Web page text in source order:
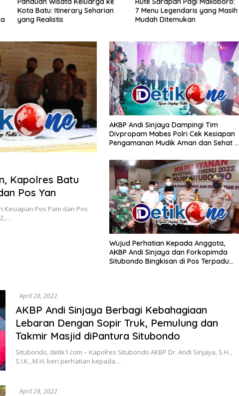
7 Menu Legendaris yang Masih
Mudah Ditemukan
Keluarga: Menu, Jam Ramai,
dan Estimasi Budget
Kapolres Batu
Pos Yan
Kesiapan Pos Pam dan Pos
AKBP Andi Sinjaya Dampingi Tim
Divpropam Mabes Polri Cek Kesiapan
Pengamanan Mudik Aman dan Sehat di
Wujud Perhatian Kepada Anggota,
AKBP Andi Sinjaya dan Forkopimda
Situbondo Bingkisan di Pos Terpadu
April 28, 2022
AKBP Andi Sinjaya Berbagi Kebahagiaan
Lebaran Dengan Sopir Truk, Pemulung dan
Takmir Masjid diPantura Situbondo
Situbondo, detik1.com – Kapolres Situbondo AKBP Dr. Andi Sinjaya, S.H.,
S.I.K., M.H. beri perhatian kepada…
April 28, 2022